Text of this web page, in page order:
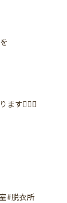
す❤️‍🔥💪
#脱衣所